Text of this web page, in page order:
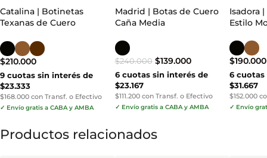
Catalina | Botinetas
Texanas de Cuero
$210.000
9 cuotas sin interés de
$23.333
$168.000 con Transf. o Efectivo
✓ Envío gratis a CABA y AMBA
Madrid | Botas de Cuero
Caña Media
$240.000 $139.000
6 cuotas sin interés de
$23.167
$111.200 con Transf. o Efectivo
✓ Envío gratis a CABA y AMBA
Isadora
Estilo
$190.000
6 cuotas
$31.667
$152.000
✓ Envío
Productos relacionados